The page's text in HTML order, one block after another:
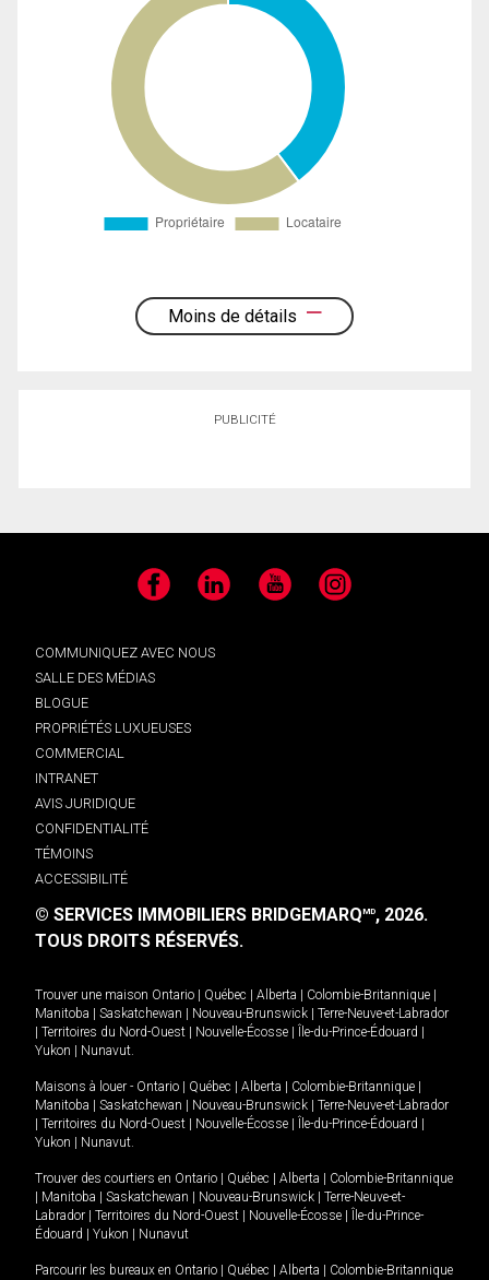
Moins de détails
PUBLICITÉ
Facebook LinkedIn YouTube Instagram
COMMUNIQUEZ AVEC NOUS
SALLE DES MÉDIAS
BLOGUE
PROPRIÉTÉS LUXUEUSES
COMMERCIAL
INTRANET
AVIS JURIDIQUE
CONFIDENTIALITÉ
TÉMOINS
ACCESSIBILITÉ
© SERVICES IMMOBILIERS BRIDGEMARQMD, 2026.
TOUS DROITS RÉSERVÉS.
Trouver une maison Ontario Québec Alberta Colombie-Britannique
Manitoba
Saskatchewan Nouveau-Brunswick
Terre-Neuve-et-Labrador
Territoires du Nord-Ouest Nouvelle-Écosse Île-du-Prince-Édouard
Yukon
Nunavut.
Maisons à louer - Ontario Québec Alberta Colombie-Britannique
Manitoba
Saskatchewan Nouveau-Brunswick
Terre-Neuve-et-Labrador
Territoires du Nord-Ouest Nouvelle-Écosse Île-du-Prince-Édouard
Yukon
Nunavut.
Trouver des courtiers en Ontario Québec Alberta
Colombie-Britannique
Manitoba Saskatchewan Nouveau-Brunswick
Terre-Neuve-et-
Labrador
Territoires du Nord-Ouest Nouvelle-Écosse
Île-du-Prince-
Édouard
Yukon Nunavut
Parcourir les bureaux en Ontario Québec Alberta
Colombie-Britannique